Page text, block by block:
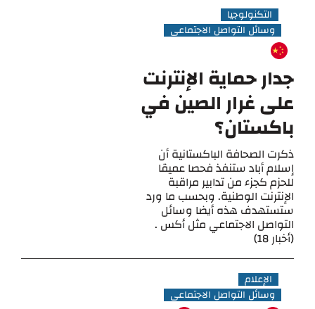
التكنولوجيا
وسائل التواصل الاجتماعي
جدار حماية الإنترنت
على غرار الصين في
باكستان؟
ذكرت الصحافة الباكستانية أن
إسلام أباد ستنفذ فحصا عميقا
للحزم كجزء من تدابير مراقبة
الإنترنت الوطنية. وبحسب ما ورد
ستستهدف هذه أيضا وسائل
التواصل الاجتماعي مثل أكس .
(أخبار 18)
الإعلام
وسائل التواصل الاجتماعي